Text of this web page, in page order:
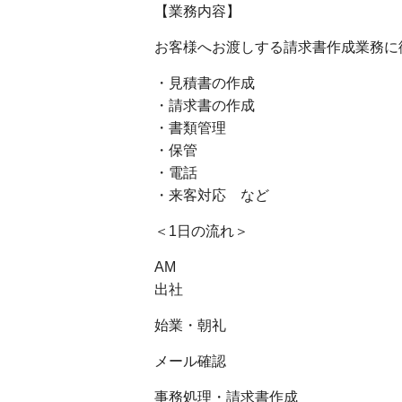
【業務内容】
お客様へお渡しする請求書作成業務に
・見積書の作成
・請求書の作成
・書類管理
・保管
・電話
・来客対応 など
＜1日の流れ＞
AM
出社
始業・朝礼
メール確認
事務処理・請求書作成